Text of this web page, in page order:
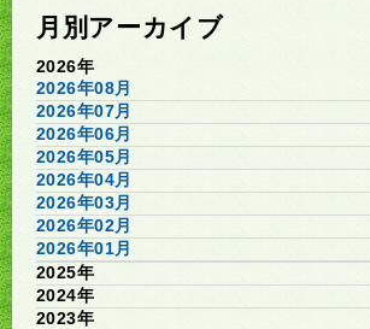
月別アーカイブ
2026年
2026年08月
2026年07月
2026年06月
2026年05月
2026年04月
2026年03月
2026年02月
2026年01月
2025年
2024年
2023年